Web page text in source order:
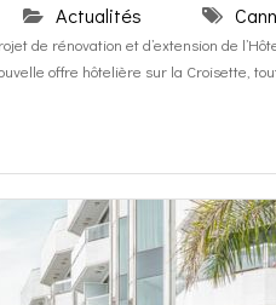
Actualités
de rénovation et d’extension de
offre hôtelière sur la Croisette,